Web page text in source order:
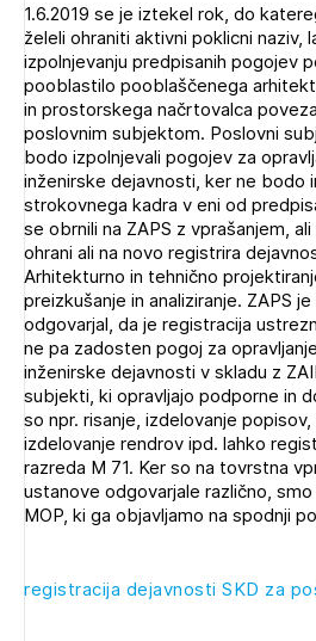
PRIJAVITE SE
POZABLJENO GESLO
REGISTRIRAJTE SE
1.6.2019 se je iztekel rok, do
želeli ohraniti aktivni poklicni naziv,
izpolnjevanju predpisanih pogojev
pooblastilo pooblaščenega
in prostorskega načrtovalca
poslovnim subjektom. Poslovni
bodo izpolnjevali pogojev za
inženirske dejavnosti, ker ne bodo
strokovnega kadra v eni od
se obrnili na ZAPS z vprašanjem,
ohrani ali na novo registrira
Arhitekturno in tehnično
preizkušanje in analiziranje. ZAPS
odgovarjal, da je registracija
ne pa zadosten pogoj za
inženirske dejavnosti v skladu z
subjekti, ki opravljajo podporne in
so npr. risanje, izdelovanje
izdelovanje rendrov ipd. lahko
razreda M 71. Ker so na tovrstna
ustanove odgovarjale različno,
MOP, ki ga objavljamo na spodnji
registracija dejavnosti SKD za
Novičnik izobraževanj
Novičnik natečajev
Tedenski novičnik javnih
Dnevne medijske objave
NAPREJ